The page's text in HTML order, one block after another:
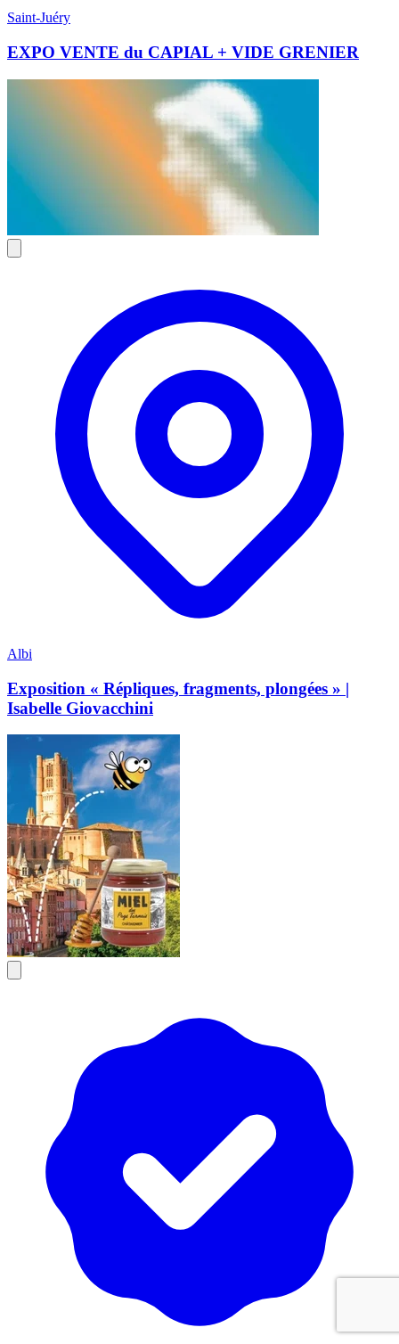
Saint-Juéry
EXPO VENTE du CAPIAL + VIDE GRENIER
Albi
Exposition « Répliques, fragments, plongées » |
Isabelle Giovacchini